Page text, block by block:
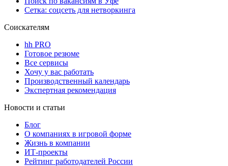
Сетка: соцсеть для нетворкинга
Соискателям
hh PRO
Готовое резюме
Все сервисы
Хочу у вас работать
Производственный календарь
Экспертная рекомендация
Новости и статьи
Блог
О компаниях в игровой форме
Жизнь в компании
ИТ-проекты
Рейтинг работодателей России